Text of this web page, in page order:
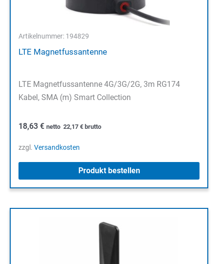
Artikelnummer: 194829
LTE Magnetfussantenne
LTE Magnetfussantenne 4G/3G/2G, 3m RG174
Kabel, SMA (m) Smart Collection
18,63 € netto 22,17 € brutto
zzgl. Versandkosten
Produkt bestellen